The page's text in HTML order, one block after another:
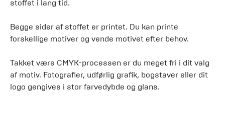
stoffet i lang tid.
Begge sider af stoffet er printet. Du kan printe
forskellige motiver og vende motivet efter behov.
Takket være CMYK-processen er du meget fri i dit valg
af motiv. Fotografier, udførlig grafik, bogstaver eller dit
logo gengives i stor farvedybde og glans.